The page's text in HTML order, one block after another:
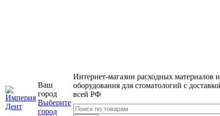
Ваш
город
Выберите
город
Интернет-магазин расходных материалов и
оборудования для стоматологий с
всей РФ